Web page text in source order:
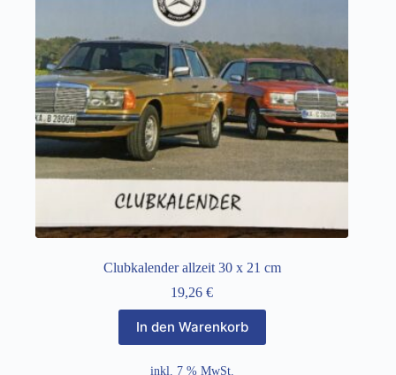
Clubkalender allzeit 30 x 21 cm
19,26€
In den Warenkorb
inkl. 7 % MwSt.